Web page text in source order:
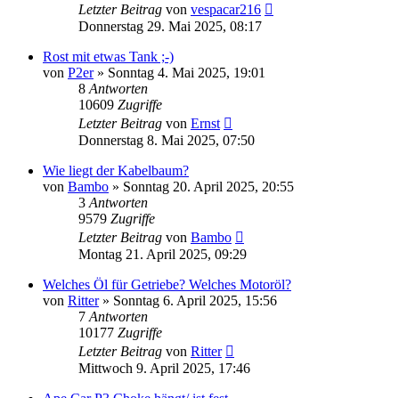
Letzter Beitrag von vespacar216
Donnerstag 29. Mai 2025, 08:17
Rost mit etwas Tank ;-)
von P2er» Sonntag 4. Mai 2025, 19:01
8 Antworten
10609 Zugriffe
Letzter Beitrag von Ernst
Donnerstag 8. Mai 2025, 07:50
Wie liegt der Kabelbaum?
von Bambo » Sonntag 20. April 2025, 20:55
3 Antworten
9579 Zugriffe
Letzter Beitrag von Bambo
Montag 21. April 2025, 09:29
Welches Öl für Getriebe? Welches Motoröl?
von Ritter» Sonntag 6. April 2025, 15:56
7 Antworten
10177 Zugriffe
Letzter Beitrag von Ritter
Mittwoch 9. April 2025, 17:46